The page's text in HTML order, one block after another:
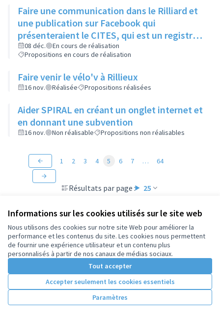
Informations sur les cookies utilisés sur le site web
Nous utilisons des cookies sur notre site Web pour améliorer la
performance et les contenus du site. Les cookies nous permettent
de fournir une expérience utilisateur et un contenu plus
personnalisés à partir de nos canaux de médias sociaux.
Tout accepter
Accepter seulement les cookies essentiels
Paramètres
Faire une communication dans le Rilliard et
une publication sur Facebook qui
présenteraient le CITES, qui est un registre
des animaux dangereux ou protégés, et
donneraient le lien pour y accéder.
08 déc.
En cours de réalisation
Propositions en cours de réalisation
Faire venir le vélo'v à Rillieux
16 nov. Réalisée Propositions réalisées
Aider SPIRAL en créant un onglet internet et
en donnant une subvention
16 nov. Non réalisable Propositions non réalisables
Résultats par page : 25
1 2 3 4 5 6 7 … 64
Conditions d'utilisation
Paramètres des cookies
(Lien externe)Open Source Politics
(Lien externe)
grâce au
Decidim
.
Licence
(Lien